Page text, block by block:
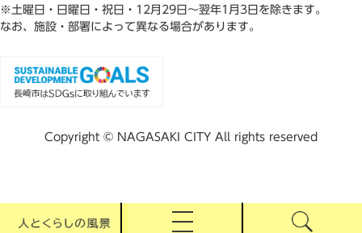
※土曜日・日曜日・祝日・12月29日～翌年1月3日を除きます。
なお、施設・部署によって異なる場合があります。
Copyright © NAGASAKI CITY All rights reserved